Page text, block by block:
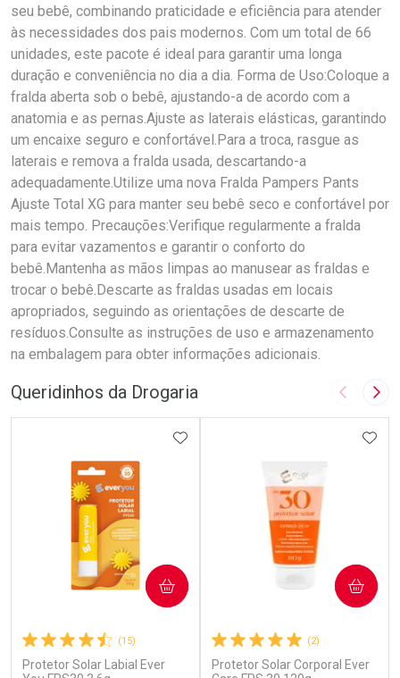
seu bebê, combinando praticidade e eficiência para atender
às necessidades dos pais modernos. Com um total de 66
unidades, este pacote é ideal para garantir uma longa
duração e conveniência no dia a dia. Forma de Uso:Coloque a
fralda aberta sob o bebê, ajustando-a de acordo com a
anatomia e as pernas.Ajuste as laterais elásticas, garantindo
um encaixe seguro e confortável.Para a troca, rasgue as
laterais e remova a fralda usada, descartando-a
adequadamente.Utilize uma nova Fralda Pampers Pants
Ajuste Total XG para manter seu bebê seco e confortável por
mais tempo. Precauções:Verifique regularmente a fralda
para evitar vazamentos e garantir o conforto do
bebê.Mantenha as mãos limpas ao manusear as fraldas e
trocar o bebê.Descarte as fraldas usadas em locais
apropriados, seguindo as orientações de descarte de
resíduos.Consulte as instruções de uso e armazenamento
na embalagem para obter informações adicionais.
Queridinhos da Drogaria Imagem
(15)
Protetor Solar Labial Ever
ADICIONAR AOS FAVORITOS
COMPRAR
(2)
Protetor Solar Corporal Ever
COMPRAR